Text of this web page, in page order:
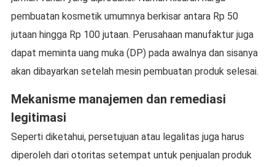
pembuatan kosmetik umumnya berkisar antara Rp 50
jutaan hingga Rp 100 jutaan. Perusahaan manufaktur juga
dapat meminta uang muka (DP) pada awalnya dan sisanya
akan dibayarkan setelah mesin pembuatan produk selesai.
Mekanisme manajemen dan remediasi
legitimasi
Seperti diketahui, persetujuan atau legalitas juga harus
diperoleh dari otoritas setempat untuk penjualan produk